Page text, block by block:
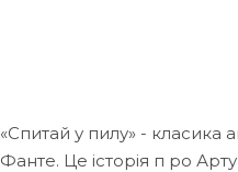
«Спитай у пилу» - класика
Фанте. Це історія п ро